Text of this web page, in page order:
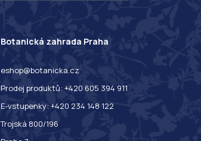
Botanická zahrada Praha
eshop@botanicka.cz
Prodej produktů: +420 605 394 911
E-vstupenky: +420 234 148 122
Trojská 800/196